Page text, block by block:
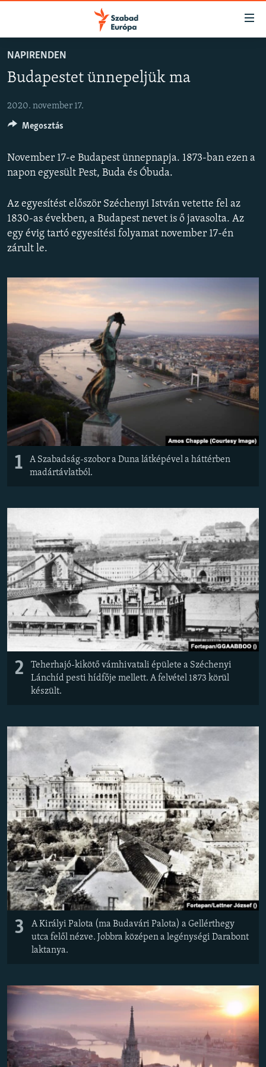
Akadálymentes
Ugrás
Ugrás
keresésre
AKTUÁLIS
PODCASTOK
VIDEÓK
NER15
TÁRSADALOM
DEMOKRÁCIA
EURÓPAI UNIÓ
KLÍMAVÁLTOZÁS
A MÚLT TANULSÁGAI
KÖVESSEN MINKET!
Valamennyi RFE/RL weboldal
NAPIRENDEN
Budapestet ünnepeljük ma
2020. november 17.
November 17-e Budapest ünnepnapja. 1873-ban ezen a
napon egyesült Pest, Buda és Óbuda.
Az egyesítést először Széchenyi István vetette fel az
1830-as években, a Budapest nevet is ő javasolta. Az
egy évig tartó egyesítési folyamat november 17-én
zárult le.
1
A Szabadság-szobor a Duna látképével a háttérben
madártávlatból.
2
Teherhajó-kikötő vámhivatali épülete a Széchenyi
Lánchíd pesti hídfője mellett. A felvétel 1873 körül
készült.
3
A Királyi Palota (ma Budavári Palota) a Gellérthegy
utca felől nézve. Jobbra középen a legénységi Darabont
laktanya.
Megosztás
FELIRATKOZÁS
Feliratkozás